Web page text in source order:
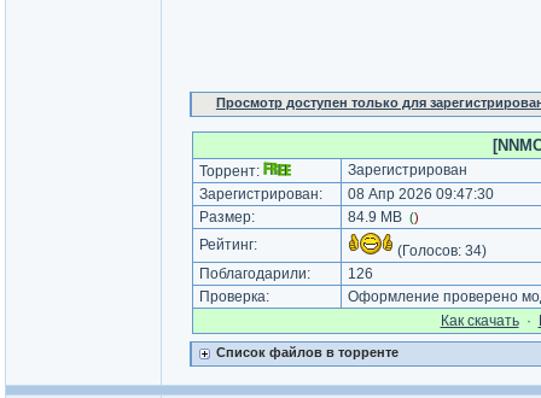
Просмотр доступен только для
Торрент:
Зарегистрирован
Зарегистрирован:
08 Апр 2026 09:47:30
Размер:
84.9 MB ()
Рейтинг: (Голосов: 34)
Поблагодарили:
126
Проверка:
Оформление проверено
Как cкачать·
Список файлов в торренте